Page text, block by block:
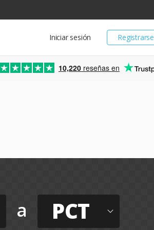
Registrarse
Iniciar sesión
10,220 reseñas en
a PCT